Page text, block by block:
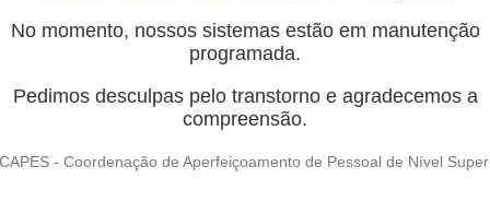
No momento, nossos sistemas estão em manutenção
programada.
Pedimos desculpas pelo transtorno e agradecemos a
compreensão.
- Coordenação de Aperfeiçoamento de Pessoal de Nível